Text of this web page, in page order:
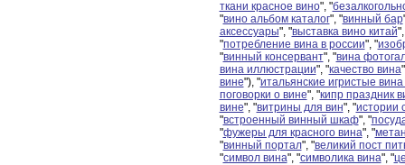
ткани красное вино", "
"вино альбом каталог", "винный бар
аксессуары", "выставка вино китай
"потребление вина в россии", "
"винный консервант", "вина
вина иллюстрации", "качество вина
вине"), "итальянские игристые
поговорки о вине", "кипр праздник
вине", "витрины для вин", "истории
"встроенный винный шкаф", "
"фужеры для красного вина", "
"винный портал", "великий пост
"символ вина", "символика вина", "